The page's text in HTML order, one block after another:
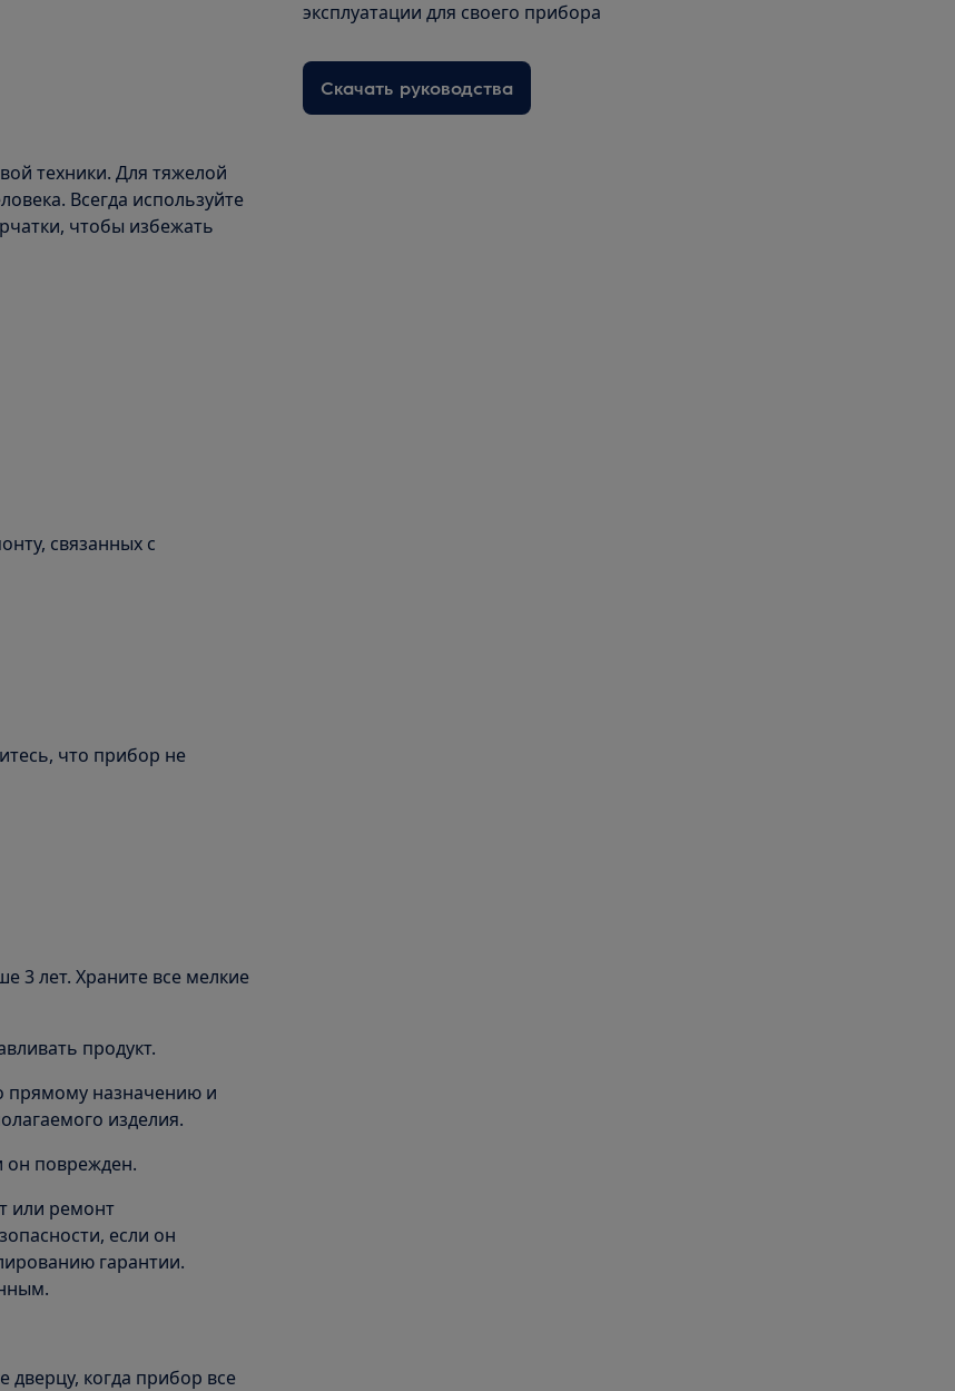
техники. Для тяжелой
Всегда используйте
чтобы избежать
связанных с
что прибор не
3 лет. Храните все мелкие
продукт.
прямому назначению и
изделия.
он поврежден.
или ремонт
если он
гарантии.
когда прибор все
эксплуатации для своего прибора
Скачать руководства